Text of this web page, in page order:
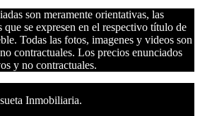
son meramente orientativas, las
que se expresen en el respectivo título de
Todas las fotos, imagenes y videos son
contractuales. Los precios enunciados
y no contractuales.
Inmobiliaria.